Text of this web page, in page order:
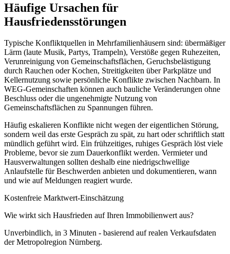
Häufige Ursachen für
Hausfriedensstörungen
Typische Konfliktquellen in Mehrfamilienhäusern sind: übermäßiger
Lärm (laute Musik, Partys, Trampeln), Verstöße gegen Ruhezeiten,
Verunreinigung von Gemeinschaftsflächen, Geruchsbelästigung
durch Rauchen oder Kochen, Streitigkeiten über Parkplätze und
Kellernutzung sowie persönliche Konflikte zwischen Nachbarn. In
WEG-Gemeinschaften können auch bauliche Veränderungen ohne
Beschluss oder die ungenehmigte Nutzung von
Gemeinschaftsflächen zu Spannungen führen.
Häufig eskalieren Konflikte nicht wegen der eigentlichen Störung,
sondern weil das erste Gespräch zu spät, zu hart oder schriftlich statt
mündlich geführt wird. Ein frühzeitiges, ruhiges Gespräch löst viele
Probleme, bevor sie zum Dauerkonflikt werden. Vermieter und
Hausverwaltungen sollten deshalb eine niedrigschwellige
Anlaufstelle für Beschwerden anbieten und dokumentieren, wann
und wie auf Meldungen reagiert wurde.
Kostenfreie Marktwert-Einschätzung
Wie wirkt sich Hausfrieden auf Ihren Immobilienwert aus?
Unverbindlich, in 3 Minuten - basierend auf realen Verkaufsdaten
der Metropolregion Nürnberg.